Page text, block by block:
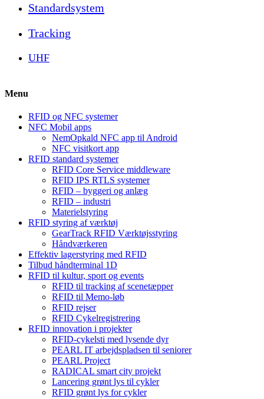
Standardsystem
Tracking
UHF
Menu
RFID og NFC systemer
NFC Mobil apps
NemOpkald NFC app til Android
NFC visitkort app
RFID standard systemer
RFID Core Service middleware
RFID IPS RTLS systemer
RFID – byggeri og anlæg
RFID – industri
Materielstyring
RFID styring af værktøj
GearTrack RFID Værktøjsstyring
Håndværkeren
Effektiv lagerstyring med RFID
Tilbud håndterminal 1D
RFID til kultur, sport og events
RFID til tracking af scenetæpper
RFID til Memo-løb
RFID rejser
RFID Cykelregistrering
RFID innovation i projekter
RFID-cykelsti med lysende dyr
PEARL IT arbejdspladsen til seniorer
PEARL Project
RADICAL smart city projekt
Lancering grønt lys til cykler
RFID grønt lys for cykler